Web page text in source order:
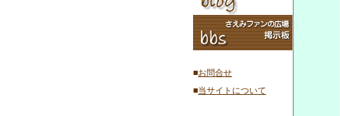
■お問合せ
■当サイトについて